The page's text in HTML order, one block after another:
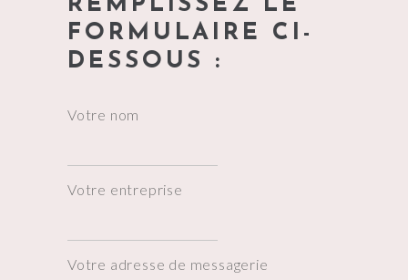
FORMULAIRE CI-
DESSOUS :
Votre nom
Votre entreprise
Votre adresse de messagerie